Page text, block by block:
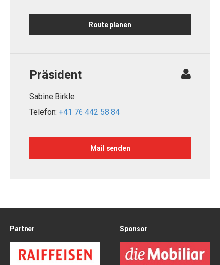
Route planen
Präsident
Sabine Birkle
Telefon: +41 76 442 58 84
Mail senden
Partner Sponsor